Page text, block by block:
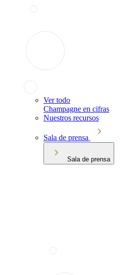
Ver todo
Champagne en cifras
Nuestros recursos
Sala de prensa
Sala de prensa